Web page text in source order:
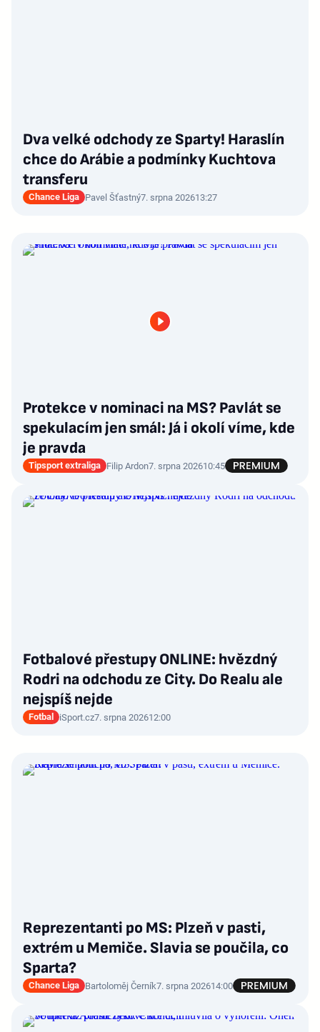
Dva velké odchody ze Sparty! Haraslín
chce do Arábie a podmínky Kuchtova
transferu
Chance Liga Pavel Šťastný7. srpna 202613:27
Protekce v nominaci na MS? Pavlát se
spekulacím jen smál: Já i okolí víme, kde
je pravda
Tipsport extraliga Filip Ardon7. srpna 202610:45
Fotbalové přestupy ONLINE: hvězdný
Rodri na odchodu ze City. Do Realu ale
nejspíš nejde
Fotbal iSport.cz7. srpna 202612:00
Reprezentanti po MS: Plzeň v pasti,
extrém u Memiče. Slavia se poučila, co
Sparta?
Chance Liga Bartoloměj Černík7. srpna 202614:00